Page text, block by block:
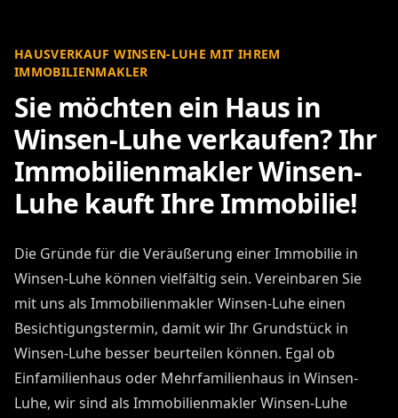
HAUSVERKAUF WINSEN-LUHE MIT IHREM
IMMOBILIENMAKLER
Sie möchten ein Haus in
Winsen-Luhe verkaufen? Ihr
Immobilienmakler Winsen-
Luhe kauft Ihre Immobilie!
Die Gründe für die Veräußerung einer Immobilie in
Winsen-Luhe können vielfältig sein. Vereinbaren Sie
mit uns als Immobilienmakler Winsen-Luhe einen
Besichtigungstermin, damit wir Ihr Grundstück in
Winsen-Luhe besser beurteilen können. Egal ob
Einfamilienhaus oder Mehrfamilienhaus in Winsen-
Luhe, wir sind als Immobilienmakler Winsen-Luhe